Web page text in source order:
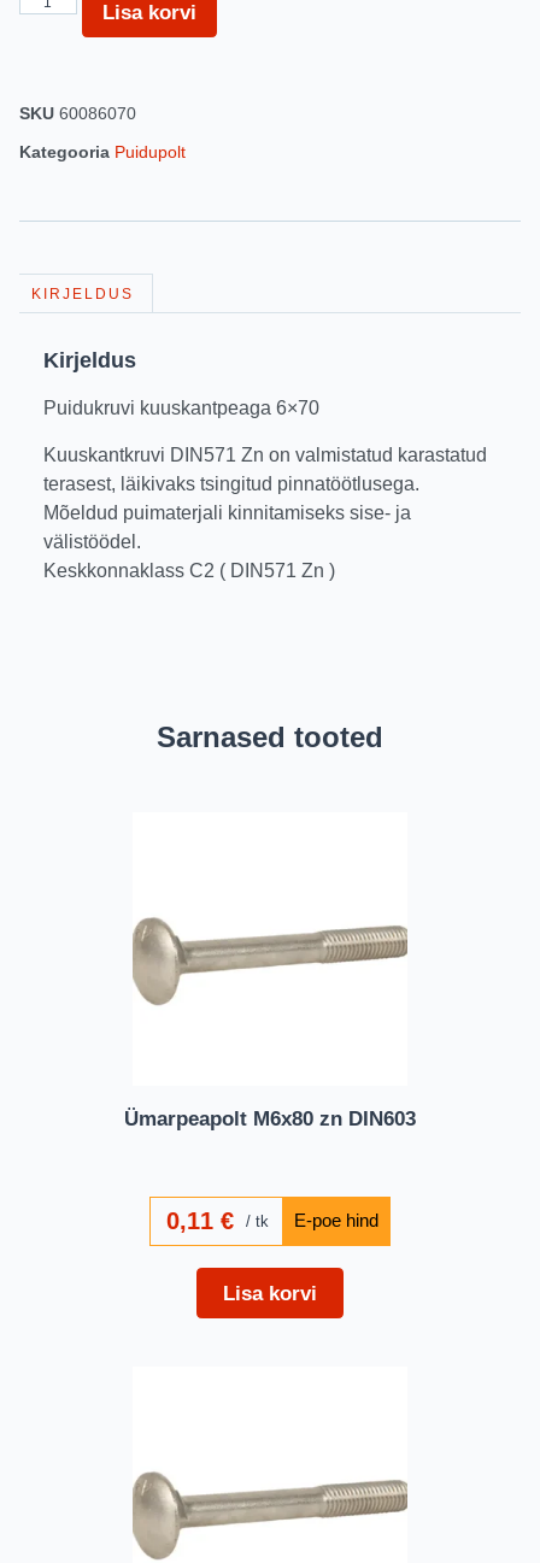
Lisa korvi
SKU 60086070
Kategooria Puidupolt
KIRJELDUS
Kirjeldus
Puidukruvi kuuskantpeaga 6×70
Kuuskantkruvi DIN571 Zn on valmistatud karastatud
terasest, läikivaks tsingitud pinnatöötlusega.
Mõeldud puimaterjali kinnitamiseks sise- ja
välistöödel.
Keskkonnaklass C2 ( DIN571 Zn )
Sarnased tooted
Ümarpeapolt M6x80 zn DIN603
0,11€ tk
Lisa korvi